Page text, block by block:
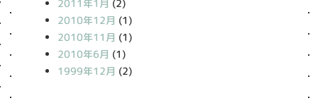
2011年1月 (2)
2010年12月 (1)
2010年11月 (1)
2010年6月 (1)
1999年12月 (2)